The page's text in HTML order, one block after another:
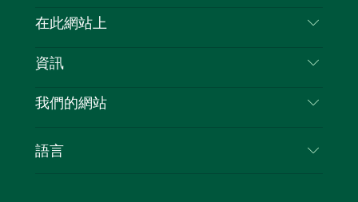
喳
聯絡我們
隱私
Cookie 通知
在此網站上
目的地
新南威爾士州公路旅行
活動
資訊
旅行資訊
新南威爾士州的商業
我們的網站
語言